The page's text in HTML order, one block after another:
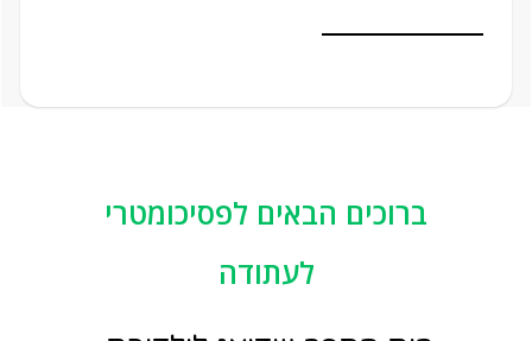
ברוכים הבאים לפסיכומטרי
לעתודה